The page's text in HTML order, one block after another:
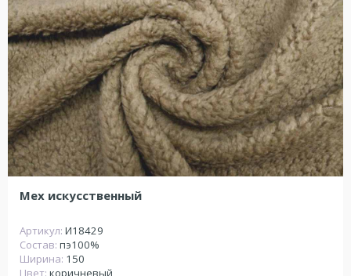
Мех искусственный
Артикул: И18429
Состав: пэ100%
Ширина: 150
Цвет: коричневый